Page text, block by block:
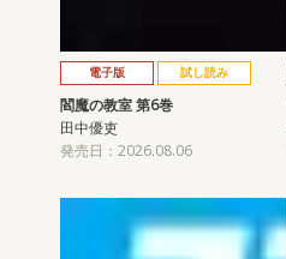
電子版 試し読み
閻魔の教室 第6巻
田中優吏
発売日：2026.08.06